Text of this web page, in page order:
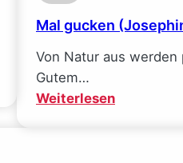
wie
alle
Ideale
Mal gucken
Von Natur aus
Gutem…
Weiterlesen: